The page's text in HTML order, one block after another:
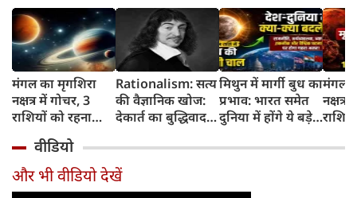
मंगल का मृगशिरा
नक्षत्र में गोचर, 3
राशियों को रहना
सावधान
Rationalism: सत्य
की वैज्ञानिक खोज:
देकार्त का बुद्धिवाद
का जन्म
मिथुन में मार्गी बुध का
प्रभाव: भारत समेत
दुनिया में होंगे ये बड़े
मंगल
नक्षत्र
किसे
वीडियो
और भी वीडियो देखें